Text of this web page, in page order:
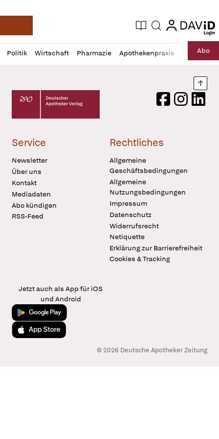
Deutsche Apotheker Zeitung
Aktuelle Ausgabe
Suche login
login
Politik Wirtschaft Pharmazie Apothekenpraxis RechtAbo
Profil
öffnen
Daz
Pur
Deutscher Apotheker Verlag Logo
FacebookInstagram
Service
Newsletter
Über uns
Kontakt
Mediadaten
Abo kündigen
RSS-Feed
Rechtliches
Allgemeine
Geschäftsbedingungen
Allgemeine
Nutzungsbedingungen
Impressum
Datenschutz
Widerrufsrecht
Netiquette
Erklärung zur Barrierefreiheit
Cookies & Tracking
Jetzt auch als App für iOS
und Android
Jetzt bei Google Play
Laden im App Store
© 2026 Deutsche Apotheker Zeitung